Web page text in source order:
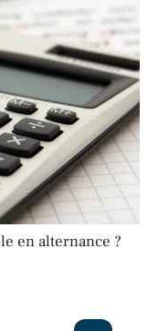
en alternance ?